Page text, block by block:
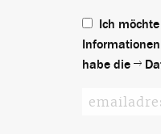
Ich
habe die